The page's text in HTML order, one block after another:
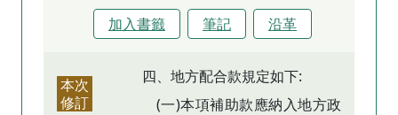
加入書籤 筆記 沿革
本次
修訂
四、地方配合款規定如下:
(一)本項補助款應納入地方政